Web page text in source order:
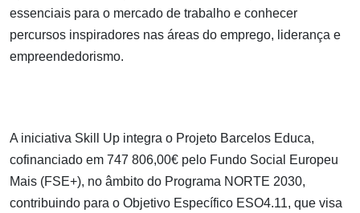
essenciais para o mercado de trabalho e conhecer
percursos inspiradores nas áreas do emprego, liderança e
empreendedorismo.
A iniciativa Skill Up integra o Projeto Barcelos Educa,
cofinanciado em 747 806,00€ pelo Fundo Social Europeu
Mais (FSE+), no âmbito do Programa NORTE 2030,
contribuindo para o Objetivo Específico ESO4.11, que visa